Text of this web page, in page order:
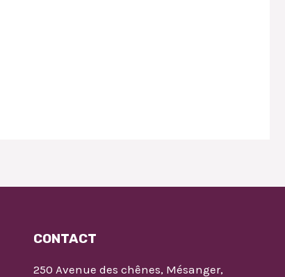
CONTACT
250 Avenue des chênes, Mésanger,